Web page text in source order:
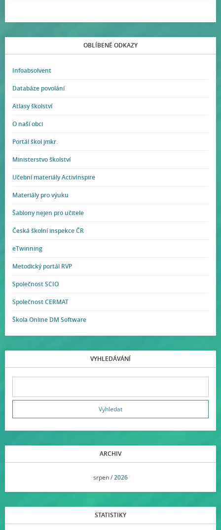
OBLÍBENÉ ODKAZY
Infoabsolvent
Databáze povolání
Atlasy školství
O naší obci
Portál škol jmkr.
Ministerstvo školství
Učební materiály ActivInspire
Materiály pro výuku
Šablony nejen pro učitele
Česká školní inspekce ČR
eTwinning
Metodický portál RVP
Společnost SCIO
Společnost CERMAT
Škola Online DM Software
VYHLEDÁVÁNÍ
ARCHIV
srpen /2026
STATISTIKY